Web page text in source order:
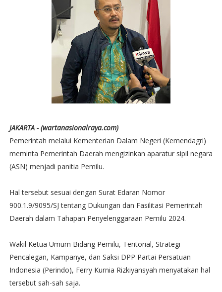
JAKARTA - (wartanasionalraya.com)
Pemerintah melalui Kementerian Dalam Negeri (Kemendagri)
meminta Pemerintah Daerah mengizinkan aparatur sipil negara
(ASN) menjadi panitia Pemilu.
Hal tersebut sesuai dengan Surat Edaran Nomor
900.1.9/9095/SJ tentang Dukungan dan Fasilitasi Pemerintah
Daerah dalam Tahapan Penyelenggaraan Pemilu 2024.
Wakil Ketua Umum Bidang Pemilu, Teritorial, Strategi
Pencalegan, Kampanye, dan Saksi DPP Partai Persatuan
Indonesia (Perindo), Ferry Kurnia Rizkiyansyah menyatakan hal
tersebut sah-sah saja.